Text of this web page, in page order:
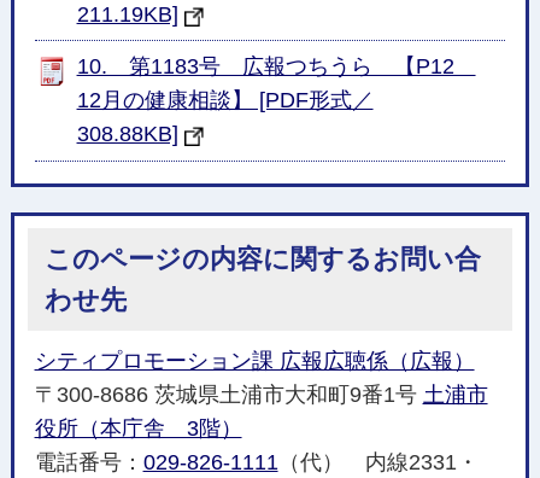
211.19KB]
10. 第1183号 広報つちうら 【P12
12月の健康相談】 [PDF形式／
308.88KB]
このページの内容に関するお問い合
わせ先
シティプロモーション課 広報広聴係（広報）
〒300-8686 茨城県土浦市大和町9番1号 土浦市
役所（本庁舎 3階）
電話番号： 029-826-1111（代） 内線2331・